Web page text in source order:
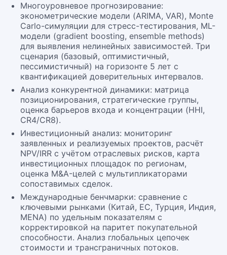
Многоуровневое прогнозирование:
эконометрические модели (ARIMA, VAR), Monte
Carlo-симуляции для стресс-тестирования, ML-
модели (gradient boosting, ensemble methods)
для выявления нелинейных зависимостей. Три
сценария (базовый, оптимистичный,
пессимистичный) на горизонте 5 лет с
квантификацией доверительных интервалов.
Анализ конкурентной динамики: матрица
позиционирования, стратегические группы,
оценка барьеров входа и концентрации (HHI,
CR4/CR8).
Инвестиционный анализ: мониторинг
заявленных и реализуемых проектов, расчёт
NPV/IRR с учётом отраслевых рисков, карта
инвестиционных площадок по регионам,
оценка M&A-целей с мультипликаторами
сопоставимых сделок.
Международные бенчмарки: сравнение с
ключевыми рынками (Китай, ЕС, Турция, Индия,
MENA) по удельным показателям с
корректировкой на паритет покупательной
способности. Анализ глобальных цепочек
стоимости и трансграничных потоков.